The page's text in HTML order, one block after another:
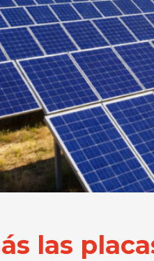
las